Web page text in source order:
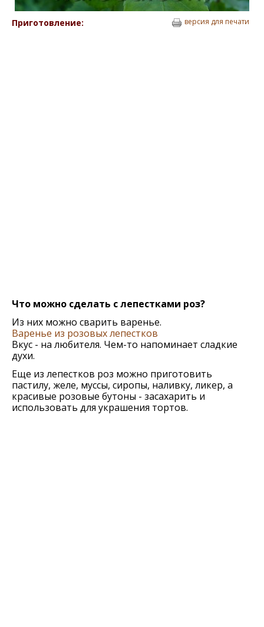
Приготовление: версия для печати
Что можно сделать с лепестками роз?
Из них можно сварить варенье.
Варенье из розовых лепестков
Вкус - на любителя. Чем-то напоминает сладкие
духи.
Еще из лепестков роз можно приготовить
пастилу, желе, муссы, сиропы, наливку, ликер, а
красивые розовые бутоны - засахарить и
использовать для украшения тортов.